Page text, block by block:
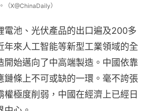
（X@ChinaDaily）
電池、光伏產品的出口遍及200多
年來人工智能等新型工業領域的全
開始邁向了中高端製造。中國依靠
鏈條上不可或缺的一環。毫不誇張
權極度削弱，中國在經濟上已經日